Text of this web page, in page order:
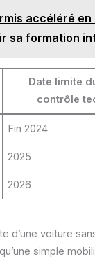
accéléré en
sa formation
Date limite
contrôle
Fin 2024
2025
2026
d’une voiture
simple